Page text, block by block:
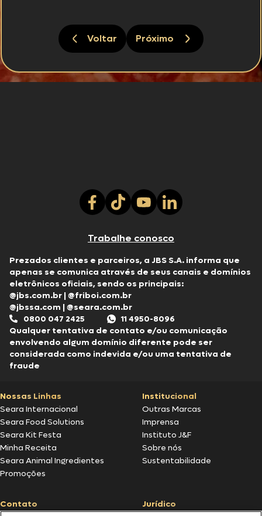
Voltar Próximo
Trabalhe conosco
Prezados clientes e parceiros, a JBS S.A. informa que
apenas se comunica através de seus canais e domínios
eletrônicos oficiais, sendo os principais:
@jbs.com.br | @friboi.com.br
@jbssa.com | @seara.com.br
0800 047 2425
11 4950-8096
Qualquer tentativa de contato e/ou comunicação
envolvendo algum domínio diferente pode ser
considerada como indevida e/ou uma tentativa de
fraude
Nossas Linhas
Seara Internacional
Seara Food Solutions
Seara Kit Festa
Minha Receita
Seara Animal Ingredientes
Promoções
Institucional
Outras Marcas
Imprensa
Instituto J&F
Sobre nós
Sustentabilidade
Contato
Jurídico